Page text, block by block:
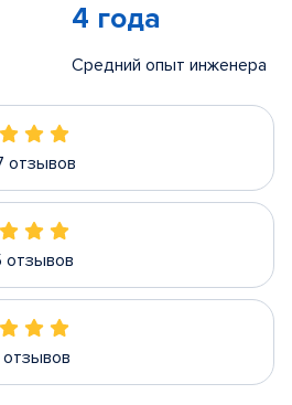
4 года
Средний опыт инженера
отзывов
отзывов